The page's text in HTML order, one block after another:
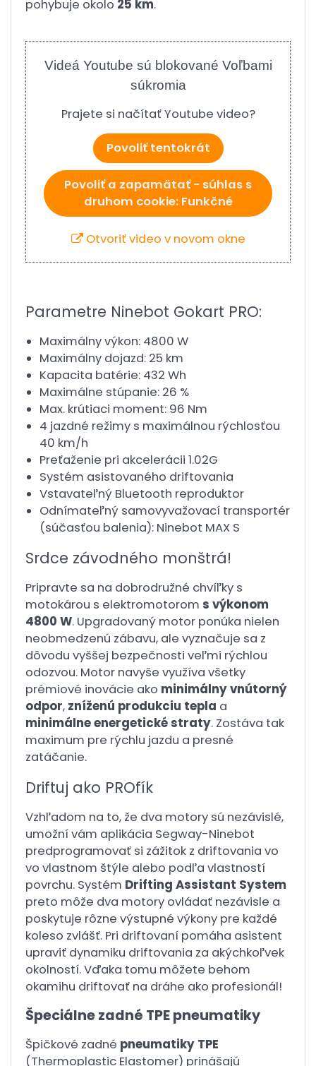
pohybuje okolo 25 km.
Videá Youtube sú blokované Voľbami
súkromia
Prajete si načítať Youtube video?
Povoliť tentokrát
Povoliť a zapamätať - súhlas s
druhom cookie: Funkčné
Otvoriť video v novom okne
Parametre Ninebot Gokart PRO:
Maximálny výkon: 4800 W
Maximálny dojazd: 25 km
Kapacita batérie: 432 Wh
Maximálne stúpanie: 26 %
Max. krútiaci moment: 96 Nm
4 jazdné režimy s maximálnou rýchlosťou
40 km/h
Preťaženie pri akcelerácii 1.02G
Systém asistovaného driftovania
Vstavateľný Bluetooth reproduktor
Odnímateľný samovyvažovací transportér
(súčasťou balenia): Ninebot MAX S
Srdce závodného monštrá!
Pripravte sa na dobrodružné chvíľky s
motokárou s elektromotorom s výkonom
4800 W. Upgradovaný motor ponúka nielen
neobmedzenú zábavu, ale vyznačuje sa z
dôvodu vyššej bezpečnosti veľmi rýchlou
odozvou. Motor navyše využíva všetky
prémiové inovácie ako minimálny vnútorný
odpor, zníženú produkciu tepla a
minimálne energetické straty. Zostáva tak
maximum pre rýchlu jazdu a presné
zatáčanie.
Driftuj ako PROfík
Vzhľadom na to, že dva motory sú nezávislé,
umožní vám aplikácia Segway-Ninebot
predprogramovať si zážitok z driftovania vo
vo vlastnom štýle alebo podľa vlastností
povrchu. Systém Drifting Assistant System
preto môže dva motory ovládať nezávisle a
poskytuje rôzne výstupné výkony pre každé
koleso zvlášť. Pri driftovaní pomáha asistent
upraviť dynamiku driftovania za akýchkoľvek
okolností. Vďaka tomu môžete behom
okamihu driftovať na dráhe ako profesionál!
Špeciálne zadné TPE pneumatiky
Špičkové zadné pneumatiky TPE
(Thermoplastic Elastomer) prinášajú